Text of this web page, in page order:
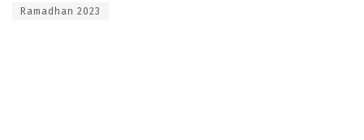
Ramadhan 2023